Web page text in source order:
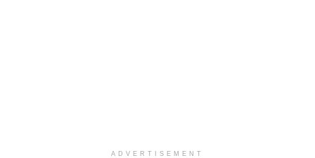
ADVERTISEMENT